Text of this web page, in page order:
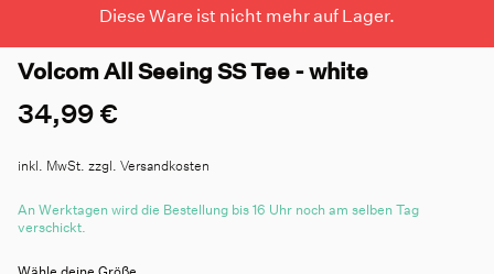
Diese Ware ist nicht mehr auf Lager.
Volcom All Seeing SS Tee - white
34,99 €
inkl. MwSt. zzgl. Versandkosten
An Werktagen wird die Bestellung bis 16 Uhr noch am selben Tag
verschickt.